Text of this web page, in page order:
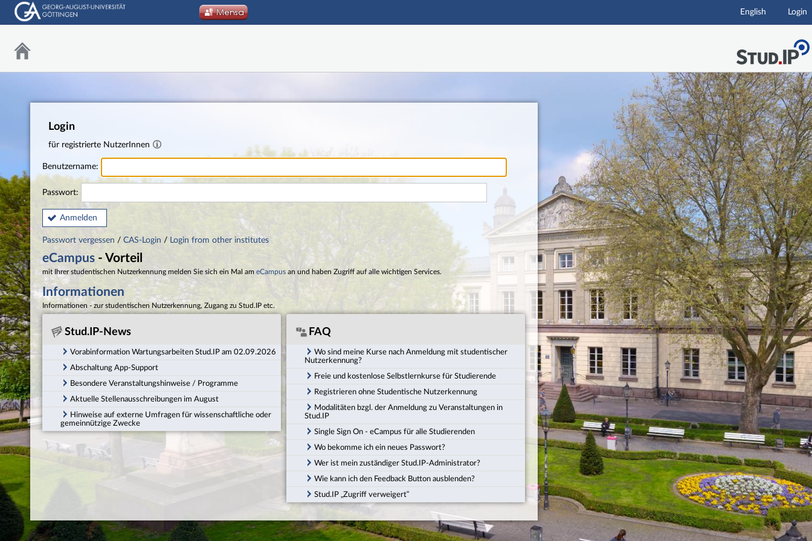
Hauptnavigation
English Login
Login
für registrierte NutzerInnen
Benutzername:
Passwort:
Anmelden
Passwort vergessen / CAS-Login / Login from other institutes
eCampus - Vorteil
mit Ihrer studentischen Nutzerkennung melden Sie sich ein Mal am eCampus an und haben Zugriff auf alle wichtigen Services.
Informationen
Informationen - zur studentischen Nutzerkennung, Zugang zu Stud.IP etc.
Stud.IP-News
Vorabinformation Wartungsarbeiten Stud.IP am 02.09.2026
Abschaltung App-Support
Besondere Veranstaltungshinweise / Programme
Aktuelle Stellenausschreibungen im August
Hinweise auf externe Umfragen für wissenschaftliche oder
gemeinnützige Zwecke
FAQ
Wo sind meine Kurse nach Anmeldung mit studentischer
Nutzerkennung?
Freie und kostenlose Selbstlernkurse für Studierende
Registrieren ohne Studentische Nutzerkennung
Modalitäten bzgl. der Anmeldung zu Veranstaltungen in
Stud.IP
Single Sign On - eCampus für alle Studierenden
Wo bekomme ich ein neues Passwort?
Wer ist mein zuständiger Stud.IP-Administrator?
Wie kann ich den Feedback Button ausblenden?
Stud.IP „Zugriff verweigert“